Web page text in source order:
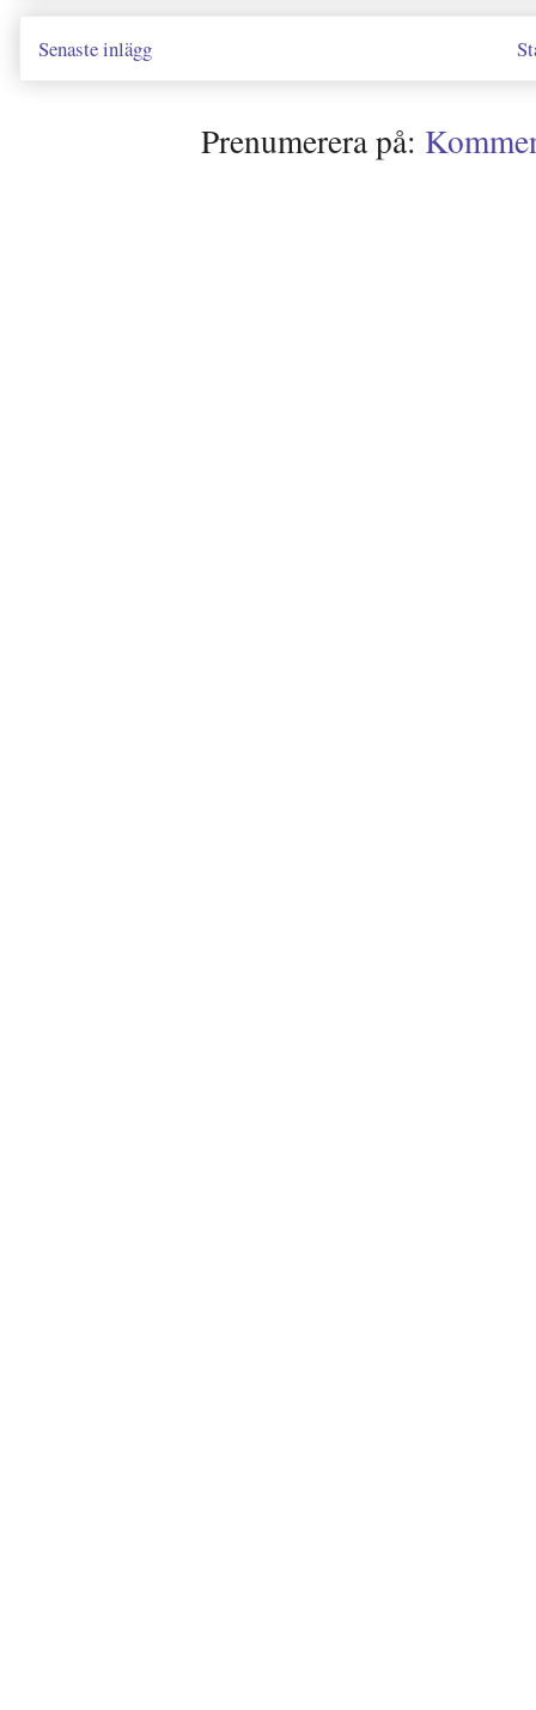
Senaste inlägg
Prenumerera på: